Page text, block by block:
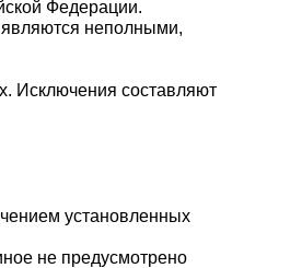
Федерации.
неполными,
Исключения составляют
установленных
не предусмотрено